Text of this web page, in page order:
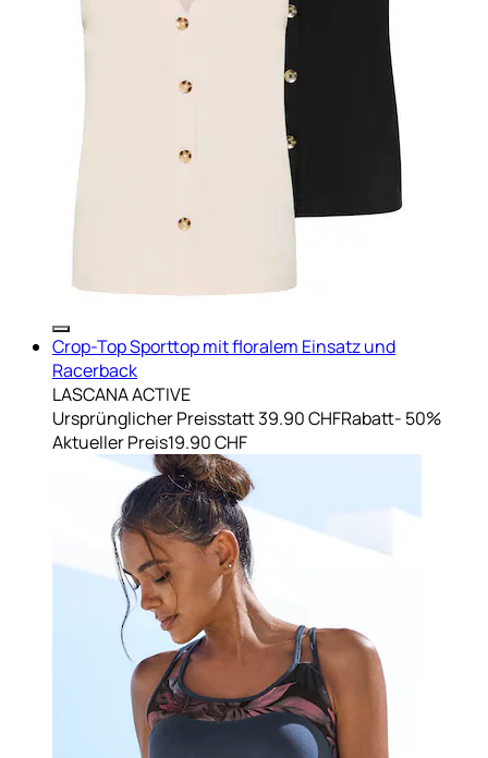
Crop-Top Sporttop mit floralem Einsatz und
Racerback
LASCANA ACTIVE
Ursprünglicher Preisstatt 39.90 CHFRabatt- 50%
Aktueller Preis19.90 CHF